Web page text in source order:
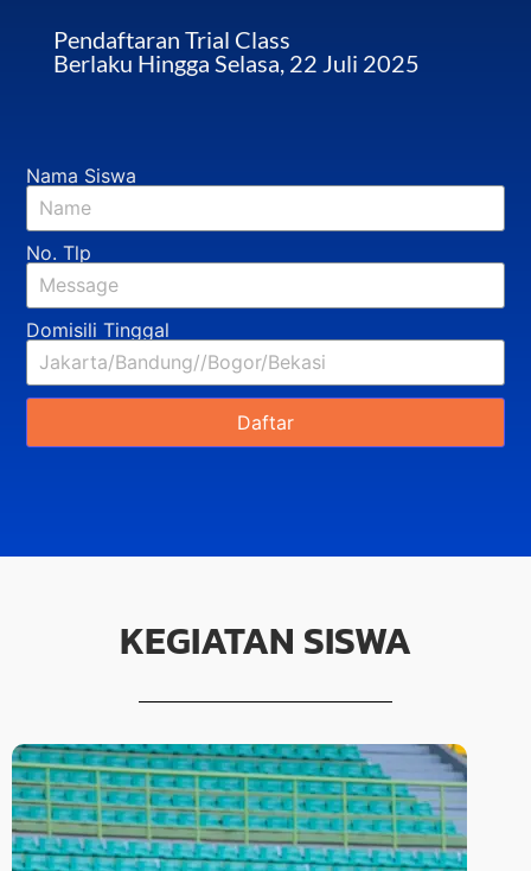
Pendaftaran Trial Class
Berlaku Hingga Selasa, 22 Juli 2025
Nama Siswa
No. Tlp
Domisili Tinggal
Daftar
KEGIATAN SISWA